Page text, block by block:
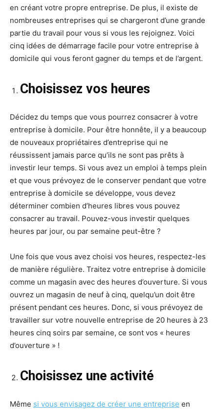
en créant votre propre entreprise. De plus, il existe de
nombreuses entreprises qui se chargeront d’une grande
partie du travail pour vous si vous les rejoignez. Voici
cinq idées de démarrage facile pour votre entreprise à
domicile qui vous feront gagner du temps et de l’argent.
Choisissez vos heures
Décidez du temps que vous pourrez consacrer à votre
entreprise à domicile. Pour être honnête, il y a beaucoup
de nouveaux propriétaires d’entreprise qui ne
réussissent jamais parce qu’ils ne sont pas prêts à
investir leur temps. Si vous avez un emploi à temps plein
et que vous prévoyez de le conserver pendant que votre
entreprise à domicile se développe, vous devez
déterminer combien d’heures libres vous pouvez
consacrer au travail. Pouvez-vous investir quelques
heures par jour, ou par semaine peut-être ?
Une fois que vous avez choisi vos heures, respectez-les
de manière régulière. Traitez votre entreprise à domicile
comme un magasin avec des heures d’ouverture. Si vous
ouvrez un magasin de neuf à cinq, quelqu’un doit être
présent pendant ces heures. Donc, si vous prévoyez de
travailler sur votre nouvelle entreprise de 20 heures à 23
heures cinq soirs par semaine, ce sont vos « heures
d’ouverture » !
Choisissez une activité
Même si vous envisagez de créer une entreprise en